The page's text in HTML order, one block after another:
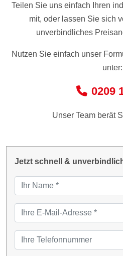
Teilen Sie uns einfach Ihren
mit, oder lassen Sie sich
unverbindliches
Nutzen Sie einfach unser
unter:
0209
Unser Team berät
Jetzt schnell &